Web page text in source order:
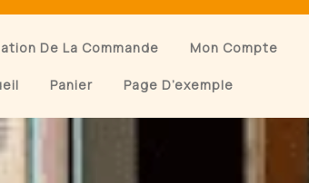
De La Commande Mon Compte
Panier Page D’exemple